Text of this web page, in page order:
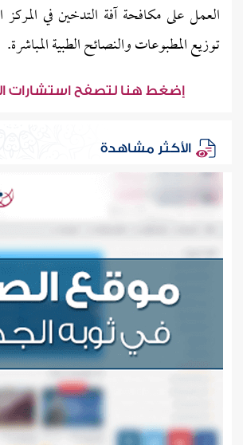
العمل على مكافحة آفة التدخين في
توزيع المطبوعات والنصائح الطبية المباشرة.
إضغط هنا لتصفح استشارات
الأكثر مشاهدة